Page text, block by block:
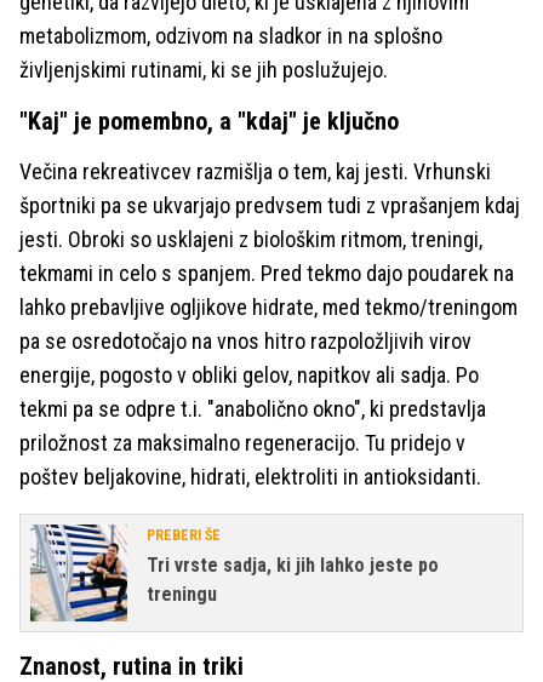
metabolizmom, odzivom na sladkor in na splošno
življenjskimi rutinami, ki se jih poslužujejo.
"Kaj" je pomembno, a "kdaj" je ključno
Večina rekreativcev razmišlja o tem, kaj jesti. Vrhunski
športniki pa se ukvarjajo predvsem tudi z vprašanjem kdaj
jesti. Obroki so usklajeni z biološkim ritmom, treningi,
tekmami in celo s spanjem. Pred tekmo dajo poudarek na
lahko prebavljive ogljikove hidrate, med tekmo/treningom
pa se osredotočajo na vnos hitro razpoložljivih virov
energije, pogosto v obliki gelov, napitkov ali sadja. Po
tekmi pa se odpre t.i. "anabolično okno", ki predstavlja
priložnost za maksimalno regeneracijo. Tu pridejo v
poštev beljakovine, hidrati, elektroliti in antioksidanti.
PREBERI ŠE
Tri vrste sadja, ki jih lahko jeste po
treningu
Znanost, rutina in triki